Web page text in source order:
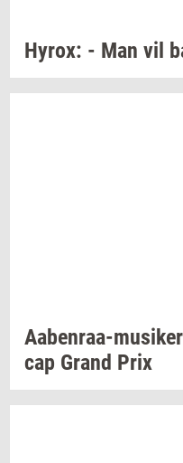
Hyrox: - Man vil
Aabenraa-​musiker
cap Grand Prix